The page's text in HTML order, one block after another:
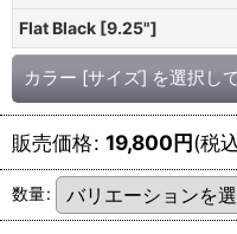
Flat Black [9.25"]
カラー [サイズ] を選択し
販売価格: 19,800円(税
数量: